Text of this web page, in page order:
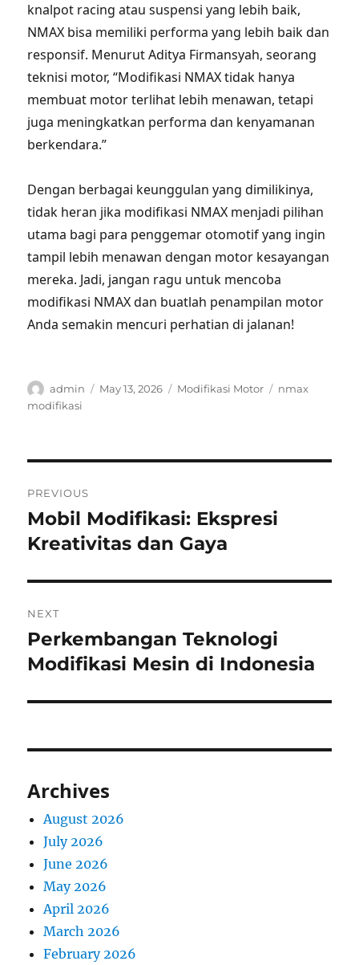
knalpot racing atau suspensi yang lebih baik,
NMAX bisa memiliki performa yang lebih baik dan
responsif. Menurut Aditya Firmansyah, seorang
teknisi motor, “Modifikasi NMAX tidak hanya
membuat motor terlihat lebih menawan, tetapi
juga meningkatkan performa dan kenyamanan
berkendara.”
Dengan berbagai keunggulan yang dimilikinya,
tidak heran jika modifikasi NMAX menjadi pilihan
utama bagi para penggemar otomotif yang ingin
tampil lebih menawan dengan motor kesayangan
mereka. Jadi, jangan ragu untuk mencoba
modifikasi NMAX dan buatlah penampilan motor
Anda semakin mencuri perhatian di jalanan!
Author
admin
Posted
May 13, 2026 Categories
Modifikasi Motor Tags
nmax
modifikasi
navigation
PREVIOUS
Previous
post:
Mobil Modifikasi: Ekspresi
Kreativitas dan Gaya
NEXT
Next
post:
Perkembangan Teknologi
Modifikasi Mesin di Indonesia
Archives
August 2026
July 2026
June 2026
May 2026
April 2026
March 2026
February 2026